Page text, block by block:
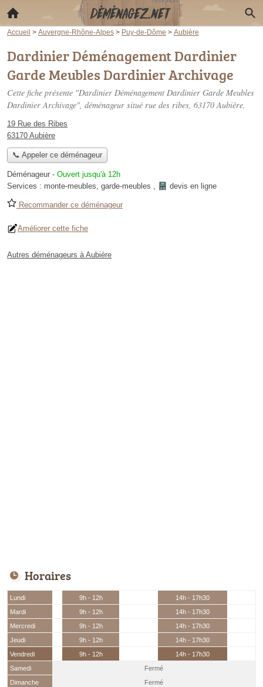
Accueil > Auvergne-Rhône-Alpes > Puy-de-Dôme > Aubière
Dardinier Déménagement Dardinier
Garde Meubles Dardinier Archivage
Cette fiche présente "Dardinier Déménagement Dardinier Garde Meubles
Dardinier Archivage", déménageur situé rue des ribes, 63170 Aubière.
19 Rue des Ribes
63170 Aubière
📞 Appeler ce déménageur
Déménageur - Ouvert jusqu'à 12h
Services : monte-meubles, garde-meubles , devis en ligne
Recommander ce déménageur
Améliorer cette fiche
Autres déménageurs à Aubière
Horaires
Lundi 9h - 12h
14h - 17h30
Mardi
9h - 12h
14h - 17h30
Mercredi
9h - 12h
14h - 17h30
Jeudi
9h - 12h
14h - 17h30
Vendredi
9h - 12h
14h - 17h30
Samedi
Fermé
Dimanche
Fermé